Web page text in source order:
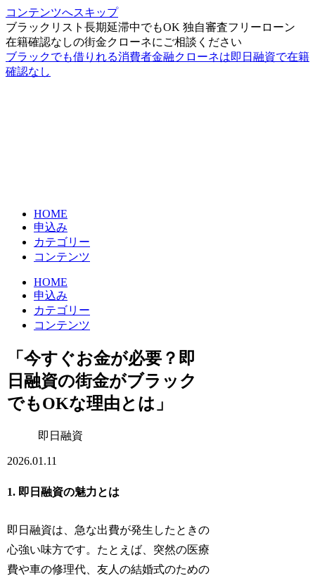
コンテンツへスキップ
ブラックリスト長期延滞中でもOK 独自審査フリーローン
在籍確認なしの街金クローネにご相談ください
ブラックでも借りれる消費者金融クローネは即日融資で在籍
確認なし
HOME
申込み
カテゴリー
コンテンツ
HOME
申込み
カテゴリー
コンテンツ
「今すぐお金が必要？即
日融資の街金がブラック
でもOKな理由とは」
即日融資
2026.01.11
1. 即日融資の魅力とは
即日融資は、急な出費が発生したときの
心強い味方です。たとえば、突然の医療
費や車の修理代、友人の結婚式のための